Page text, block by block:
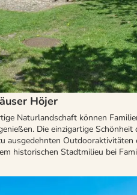
Höjer
Naturlandschaft können
Die einzigartige Schönheit
ausgedehnten Outdooraktivitäten
historischen Stadtmilieu bei